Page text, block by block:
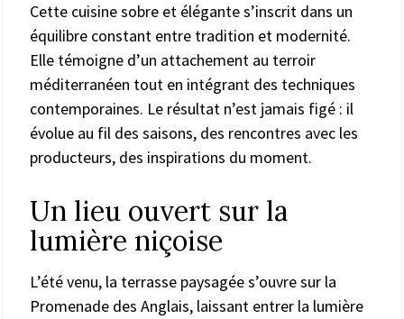
Cette cuisine sobre et élégante s’inscrit dans un
équilibre constant entre tradition et modernité.
Elle témoigne d’un attachement au terroir
méditerranéen tout en intégrant des techniques
contemporaines. Le résultat n’est jamais figé : il
évolue au fil des saisons, des rencontres avec les
producteurs, des inspirations du moment.
Un lieu ouvert sur la
lumière niçoise
L’été venu, la terrasse paysagée s’ouvre sur la
Promenade des Anglais, laissant entrer la lumière